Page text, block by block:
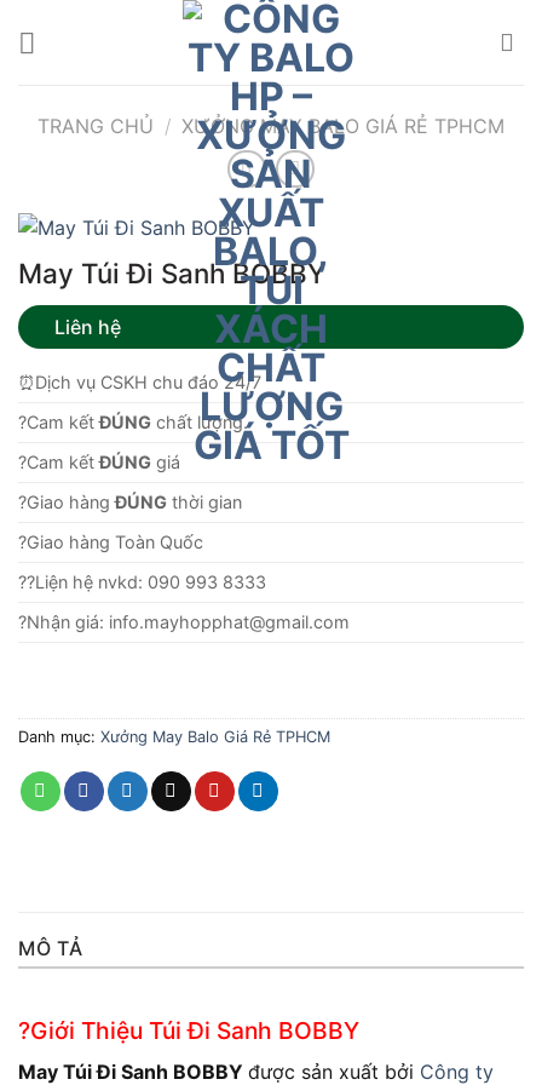
TRANG CHỦ / XƯỞNG MAY BALO GIÁ RẺ TPHCM
May Túi Đi Sanh BOBBY
Liên hệ
⏰Dịch vụ CSKH chu đáo 24/7
?Cam kếtĐÚNG chất lượng.
?Cam kếtĐÚNG giá
?Giao hàngĐÚNG thời gian
?Giao hàng Toàn Quốc
??Liện hệ nvkd: 090 993 8333
?Nhận giá: info.mayhopphat@gmail.com
Danh mục: Xưởng May Balo Giá Rẻ TPHCM
MÔ TẢ
?Giới Thiệu Túi Đi Sanh BOBBY
May Túi Đi Sanh BOBBY được sản xuất bởi Công ty